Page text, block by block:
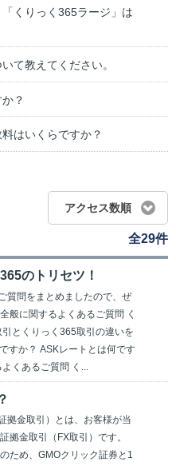
くりっく365ラージ」は
て教えてください。
？
はいくらですか？
アクセス数順
全29件
のトリセツ！
質問をまとめましたので、ぜ
般に関するよくあるご質問 く
とくりっく365取引の違いを
すか？ ASKレートとは何です
くあるご質問 く...
拠金取引）とは、お客様が当
拠金取引（FX取引）です。
ため、GMOクリック証券と1